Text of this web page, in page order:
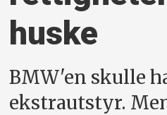
huske
BMW'en skulle
ekstrautstyr.